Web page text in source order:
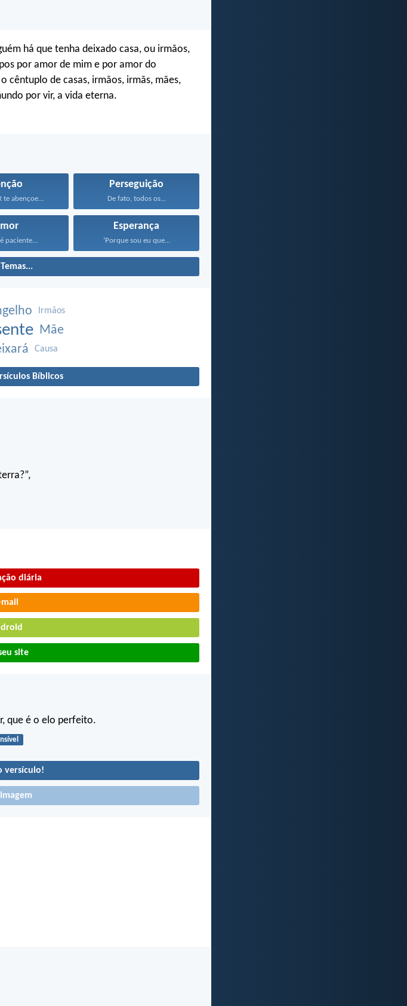
há que tenha deixado casa, ou irmãos,
por amor de mim e por amor do
cêntuplo de casas, irmãos, irmãs, mães,
por vir, a vida eterna.
te abençoe...
Perseguição
De fato, todos os...
paciente...
Esperança
‘Porque sou eu que...
Irmãos
Mãe
Causa
Bíblicos
diária
mail
site
que é o elo perfeito.
versículo!